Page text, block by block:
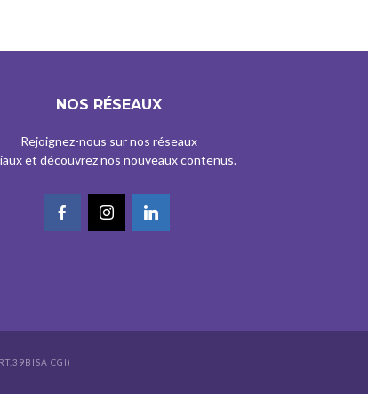
NOS RÉSEAUX
Rejoignez-nous sur nos réseaux
et découvrez nos nouveaux contenus.
CGI)